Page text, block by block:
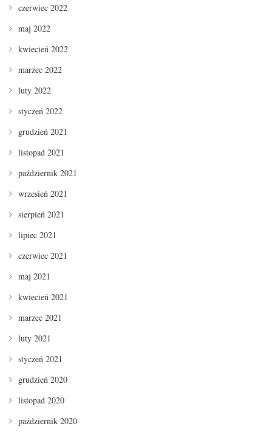
czerwiec 2022
maj 2022
kwiecień 2022
marzec 2022
luty 2022
styczeń 2022
grudzień 2021
listopad 2021
październik 2021
wrzesień 2021
sierpień 2021
lipiec 2021
czerwiec 2021
maj 2021
kwiecień 2021
marzec 2021
luty 2021
styczeń 2021
grudzień 2020
listopad 2020
październik 2020